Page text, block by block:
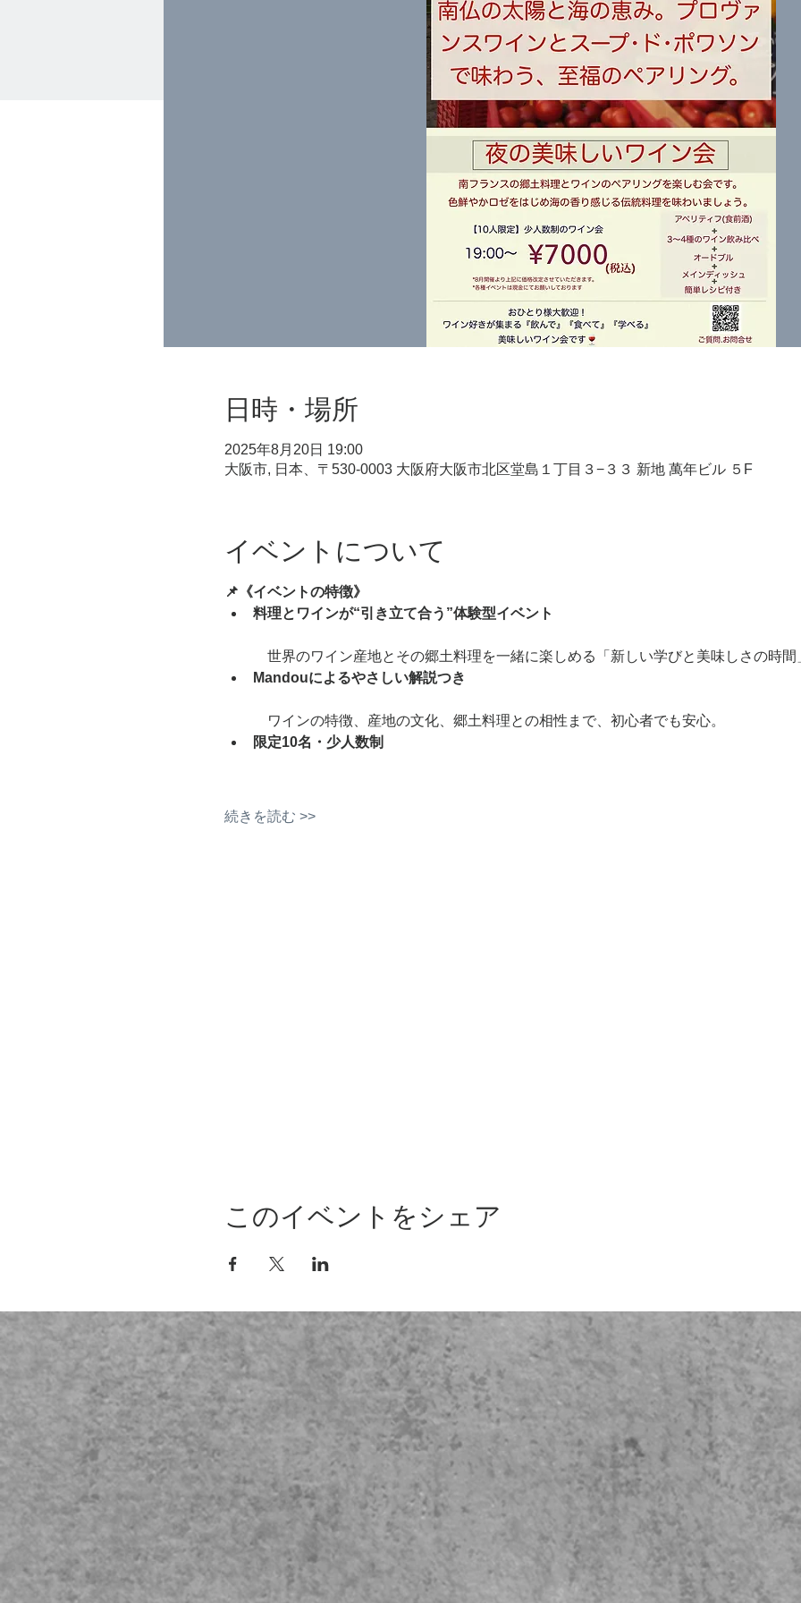
日時・場所
2025年8月20日 19:00
大阪市, 日本、〒530-0003 大阪府大阪市北区堂島１丁目３−３３ 新地 萬年ビル ５F
イベントについて
📌《イベントの特徴》
料理とワインが“引き立て合う”体験型イベント
世界のワイン産地とその郷土料理を一緒に楽しめる「新しい学びと美味しさの時間
Mandouによるやさしい解説つき
ワインの特徴、産地の文化、郷土料理との相性まで、初心者でも安心。
限定10名・少人数制
続きを読む >>
このイベントをシェア
試験対策
二次試験対策 総まとめ
二次対策：選択式アルコール飲料
試験Q&A（問い合わせ例）
セミナー＆イベント
セミナー＆イベント案内
セミナー＆イベントスケジュール
初心者セミナー（案内）
カスタムワイン会（貸切/出張）
店
お問